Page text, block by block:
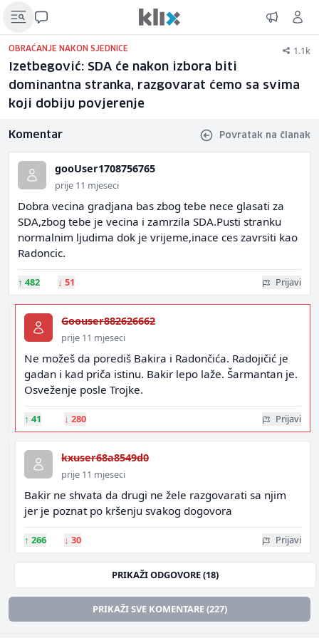
OBRAĆANJE NAKON SJEDNICE 1.1k
Izetbegović: SDA će nakon izbora biti
dominantna stranka, razgovarat ćemo sa svima
koji dobiju povjerenje
Komentar Povratak na članak
gooUser1708756765
prije 11 mjeseci
Dobra vecina gradjana bas zbog tebe nece glasati za
SDA,zbog tebe je vecina i zamrzila SDA.Pusti stranku
normalnim ljudima dok je vrijeme,inace ces zavrsiti kao
Radoncic.
↑ 482 ↓ 51 Prijavi
Goouser882626662
prije 11 mjeseci
Ne možeš da porediš Bakira i Radončića. Radojičić je
gadan i kad priča istinu. Bakir lepo laže. Šarmantan je.
Osveženje posle Trojke.
↑ 41 ↓ 280 Prijavi
kxuser68a8549d0
prije 11 mjeseci
Bakir ne shvata da drugi ne žele razgovarati sa njim
jer je poznat po kršenju svakog dogovora
↑ 266 ↓ 30 Prijavi
PRIKAŽI ODGOVORE (18)
PRIKAŽI SVE KOMENTARE (227)